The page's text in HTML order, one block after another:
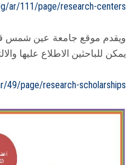
ar/111/page/research-centers
ويقدم موقع جامعة عين شمس
يمكن للباحثين الاطلاع عليها
49/page/research-scholarships